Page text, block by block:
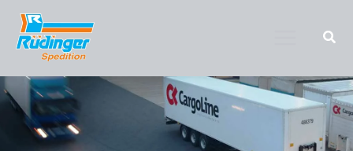
Zum
Inhalt
springen